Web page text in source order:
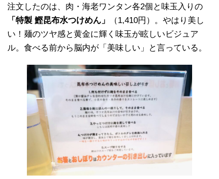
注文したのは、肉・海老ワンタン各2個と味玉入りの
「特製 鰹昆布水つけめん」
（1,410円）。やはり美し
い！麺のツヤ感と黄金に輝く味玉が眩しいビジュア
ル。食べる前から脳内が「美味しい」と言っている。